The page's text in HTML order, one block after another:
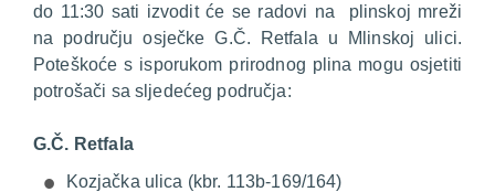
do 11:30 sati izvodit će se radovi na plinskoj mreži
na području osječke G.Č. Retfala u Mlinskoj ulici.
Poteškoće s isporukom prirodnog plina mogu osjetiti
potrošači sa sljedećeg područja:
G.Č. Retfala
Kozjačka ulica (kbr. 113b-169/164)